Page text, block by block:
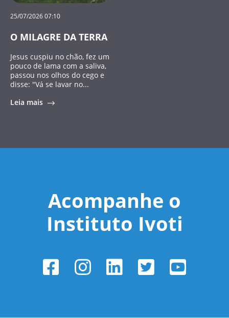
25/07/2026 07:10
O MILAGRE DA TERRA
Jesus cuspiu no chão, fez um
pouco de lama com a saliva,
passou nos olhos do cego e
disse: "Vá se lavar no...
Leia mais
Acompanhe o
Instituto Ivoti